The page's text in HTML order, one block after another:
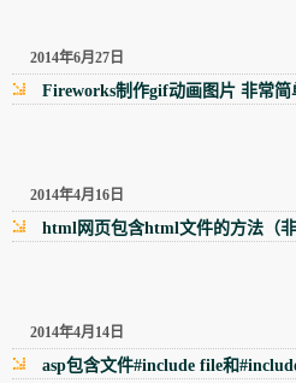
2014年6月27日
Fireworks制作gif动画图片 非常简
2014年4月16日
html网页包含html文件的方法（非
2014年4月14日
asp包含文件#include file和